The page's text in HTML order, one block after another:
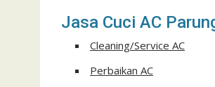
Jasa Cuci AC
Cleaning/Service AC
Perbaikan AC